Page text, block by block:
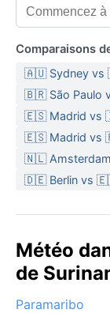
Comparaisons
🇦🇺 Sydney vs
🇧🇷 São Paulo
🇪🇸 Madrid vs
🇪🇸 Madrid vs
🇳🇱
🇩🇪 Berlin vs
Météo
de
Paramaribo